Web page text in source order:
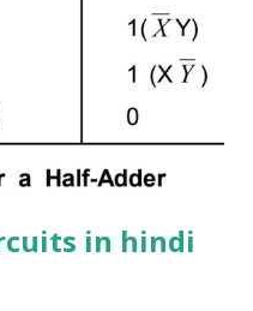
से कम महत्वपूर्ण बिट ...
in hindi